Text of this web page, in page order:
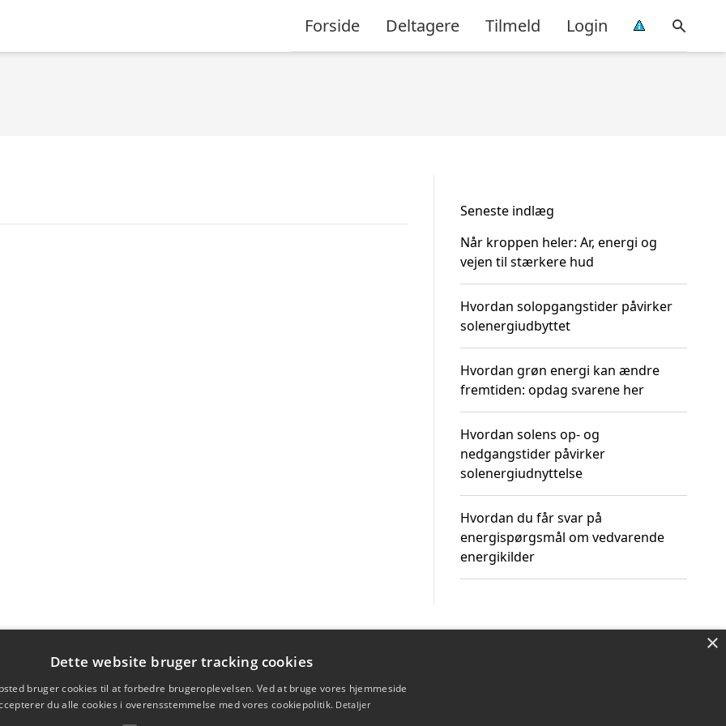
Forside Deltagere Tilmeld Login
Seneste indlæg
Når kroppen heler: Ar, energi og
vejen til stærkere hud
Hvordan solopgangstider påvirker
solenergiudbyttet
Hvordan grøn energi kan ændre
fremtiden: opdag svarene her
Hvordan solens op- og
nedgangstider påvirker
solenergiudnyttelse
Hvordan du får svar på
energispørgsmål om vedvarende
energikilder
×
Dette website bruger tracking cookies
bruger cookies til at forbedre brugeroplevelsen. Ved at bruge vores hjemmeside
du alle cookies i overensstemmelse med vores cookiepolitik. Detaljer